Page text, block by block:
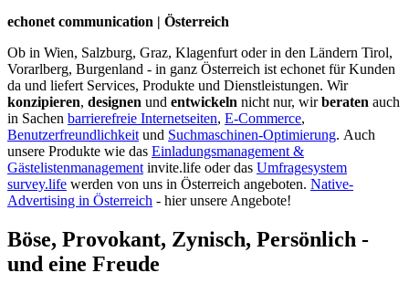
echonet communication | Österreich
Ob in Wien, Salzburg, Graz, Klagenfurt oder in den Ländern Tirol,
Vorarlberg, Burgenland - in ganz Österreich ist echonet für Kunden
da und liefert Services, Produkte und Dienstleistungen. Wir
konzipieren, designen und entwickeln nicht nur, wirberaten auch
in Sachen barrierefreie Internetseiten, E-Commerce,
Benutzerfreundlichkeit und Suchmaschinen-Optimierung. Auch
unsere Produkte wie das Einladungsmanagement &
Gästelistenmanagement invite.life oder das Umfragesystem
survey.life werden von uns in Österreich angeboten. Native-
Advertising in Österreich - hier unsere Angebote!
Böse, Provokant, Zynisch, Persönlich -
und eine Freude